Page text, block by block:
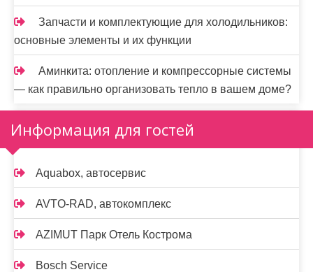
Запчасти и комплектующие для холодильников:
основные элементы и их функции
Аминкита: отопление и компрессорные системы
— как правильно организовать тепло в вашем доме?
Информация для гостей
Aquabox, автосервис
AVTO-RAD, автокомплекс
AZIMUT Парк Отель Кострома
Bosch Service